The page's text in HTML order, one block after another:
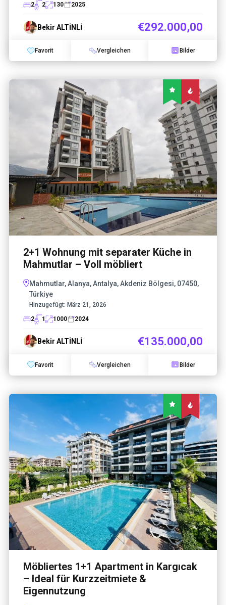
2 2 130 2025
Bekir ALTİNLİ €292.000,00
Favorit Vergleichen Bilder
2+1 Wohnung mit separater Küche in
Mahmutlar – Voll möbliert
Mahmutlar, Alanya, Antalya, Akdeniz Bölgesi, 07450,
Türkiye
Hinzugefügt: März 21, 2026
2
1 1000 2024
Bekir ALTİNLİ €135.000,00
Favorit Vergleichen Bilder
Möbliertes 1+1 Apartment in Kargıcak
– Ideal für Kurzzeitmiete &
Eigennutzung